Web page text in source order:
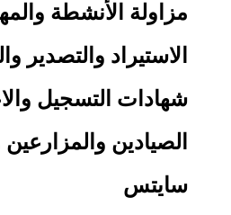
مزاولة الأنشطة
الاستيراد والتصدير
شهادات التسجيل
الصيادين
سايتس